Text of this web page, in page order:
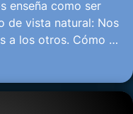
enseña como ser
de vista natural: Nos
a los otros. Cómo …